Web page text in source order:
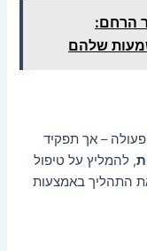
הרחם:
שלהם
– אך תפקיד
, להמליץ על טיפול
התהליך באמצעות